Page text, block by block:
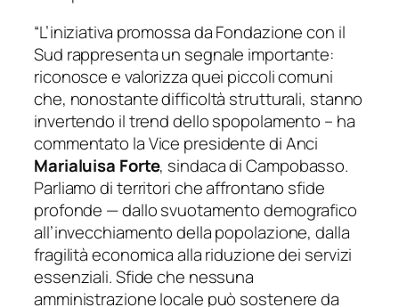
“L’iniziativa promossa da Fondazione con il
Sud rappresenta un segnale importante:
riconosce e valorizza quei piccoli comuni
che, nonostante difficoltà strutturali, stanno
invertendo il trend dello spopolamento – ha
commentato la Vice presidente di Anci
Marialuisa Forte, sindaca di Campobasso.
Parliamo di territori che affrontano sfide
profonde — dallo svuotamento demografico
all’invecchiamento della popolazione, dalla
fragilità economica alla riduzione dei servizi
essenziali. Sfide che nessuna
amministrazione locale può sostenere da